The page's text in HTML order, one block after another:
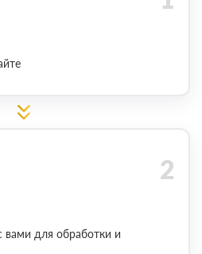
вами для обработки и